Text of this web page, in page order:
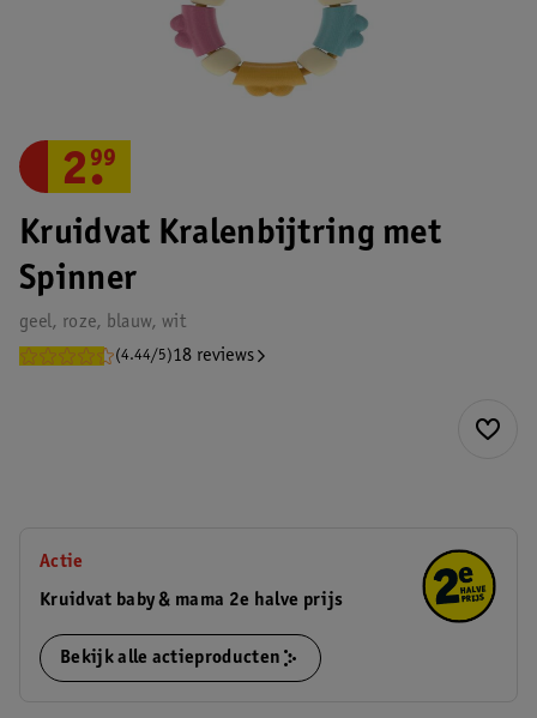
Kruidvat Kralenbijtring met
Spinner
geel, roze, blauw, wit
(4.44/5)18 reviews
2.
99
Actie
Kruidvat baby & mama 2e halve prijs
Bekijk alle actieproducten